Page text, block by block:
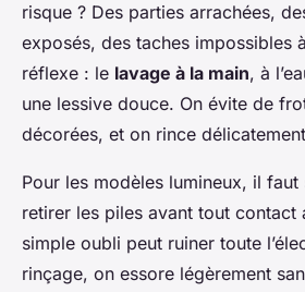
risque ? Des parties arrachées,
exposés, des taches impossibles
réflexe : le lavage à la main, à
une lessive douce. On évite de
décorées, et on rince
Pour les modèles lumineux, il faut
retirer les piles avant tout contact
simple oubli peut ruiner toute
rinçage, on essore légèrement